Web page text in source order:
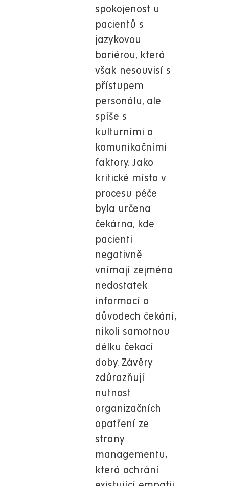
spokojenost u
pacientů s
jazykovou
bariérou, která
však nesouvisí s
přístupem
personálu, ale
spíše s
kulturními a
komunikačními
faktory. Jako
kritické místo v
procesu péče
byla určena
čekárna, kde
pacienti
negativně
vnímají zejména
nedostatek
informací o
důvodech čekání,
nikoli samotnou
délku čekací
doby. Závěry
zdůrazňují
nutnost
organizačních
opatření ze
strany
managementu,
která ochrání